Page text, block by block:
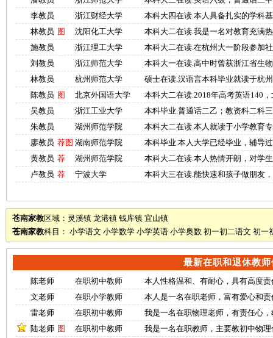
李教员
浙江财经大学
本科大四在读.本人具备扎实的学科
林教员 图 沈阳化工大学
本科大二在读.我是一名对教育充满
施教员
浙江理工大学
本科大二在读.在杭州大一阶段参加
刘教员
浙江师范大学
本科大一在读.高中时曾获浙江省生
林教员
杭州师范大学
硕士在读.汉语言本科毕业就读于杭
陈教员 图 北京外国语大学
本科大二在读.2018年高考英语140
吴教员
浙江工业大学
本科毕业.普通话二乙；教资科二科
朱教员
湖州师范学院
本科大二在读.本人就读于小学教育
廖教员 荐图 湖南师范学院
本科毕业.本人大学已经毕业，辅导
黄教员 荐 湖州师范学院
本科大二在读.本人热情开朗，对学
卢教员 荐 宁波大学 本科大三在读.能快速和孩子做朋友
苍南家教区域： 灵溪镇 龙港镇 钱库镇 宜山镇
苍南家教科目： 小学语文 小学数学 小学英语 小学奥数 初一初二语文 初一
最新在职和退休教师
陈老师 在职初中教师
本人性格温和、有耐心，具有高度
文老师
在职小学教师
本人是一名在职老师，富有爱心和
雷老师
在职初中教师
我是一名在职物理老师，有责任心
陆老师 图 在职初中教师
我是一名在职教师，主要教初中物